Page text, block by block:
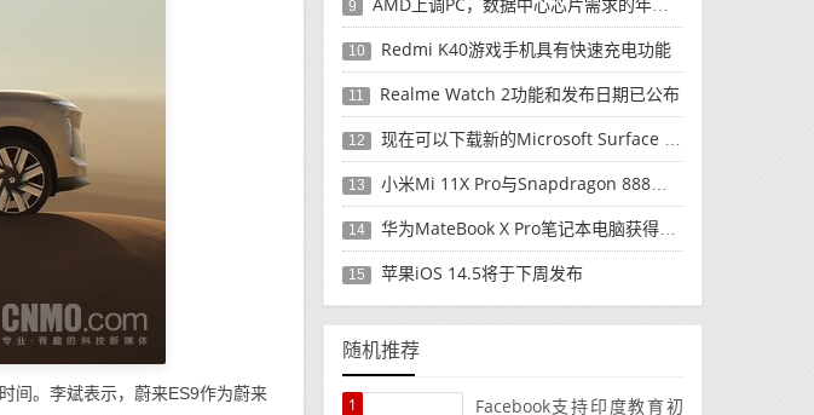
。李斌表示，蔚来ES9作为蔚来
9
10 Redmi K40游戏手机具有快速充电功能
11 Realme Watch 2功能和发布日期已公布
12 现在可以下载新的Microsoft Surface Duo更新
13 小米Mi 11X Pro与Snapdragon 888处理器一起发布
14 华为MateBook X Pro笔记本电脑获得全新升级
15 苹果iOS 14.5将于下周发布
随机推荐
1
Facebook支持印度教育初